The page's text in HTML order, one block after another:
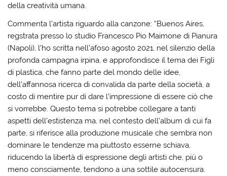
della creatività umana.
Commenta l’artista riguardo alla canzone: “Buenos Aires,
regstrata presso lo studio Francesco Pio Maimone di Pianura
(Napoli), l’ho scritta nell’afoso agosto 2021, nel silenzio della
profonda campagna irpina, e approfondisce il tema dei Figli
di plastica, che fanno parte del mondo delle idee,
dell’affannosa ricerca di convalida da parte della società, a
costo di mentire pur di dare l’impressione di essere ciò che
si vorrebbe. Questo tema si potrebbe collegare a tanti
aspetti dell’estistenza ma, nel contesto dell’album di cui fa
parte, si riferisce alla produzione musicale che sembra non
dominare le tendenze ma piuttosto esserne schiava,
riducendo la libertà di espressione degli artisti che, più o
meno consciamente, tendono a una sottile autocensura.